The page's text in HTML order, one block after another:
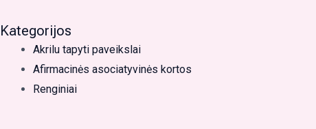
c
e
s
t
v
e
Kategorijos
Akrilu tapyti paveikslai
Afirmacinės asociatyvinės kortos
Renginiai